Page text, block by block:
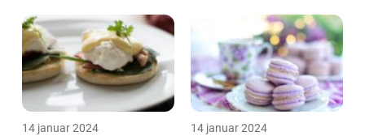
14 januar 2024 14 januar 2024